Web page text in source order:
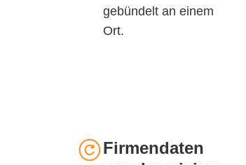
gebündelt an einem
Ort.
Firmendaten